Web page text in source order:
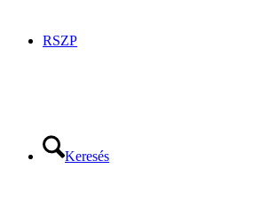
RSZP
Keresés